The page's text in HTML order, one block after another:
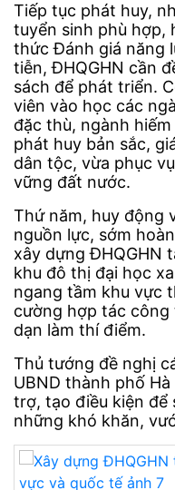
Tiếp tục phát huy,
tuyển sinh phù hợp,
thức Đánh giá năng
tiễn, ĐHQGHN cần
sách để phát triển.
viên vào học các
đặc thù, ngành
phát huy bản sắc,
dân tộc, vừa phục
vững đất nước.
Thứ năm, huy động
nguồn lực, sớm
xây dựng ĐHQGHN
khu đô thị đại học
ngang tầm khu vực
cường hợp tác
dạn làm thí điểm.
Thủ tướng đề nghị
UBND thành phố
trợ, tạo điều kiện để
những khó khăn,